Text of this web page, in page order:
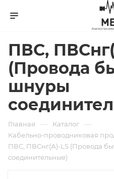
ПВС,
(Провода
шнуры
Главная — Каталог —
Кабельно-проводниковая
ПВС, ПВСнг(А)-LS (Провода
соединительные)